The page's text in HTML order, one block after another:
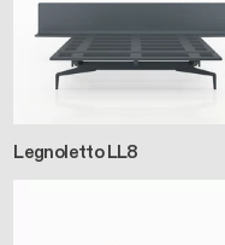
Legnoletto LL8